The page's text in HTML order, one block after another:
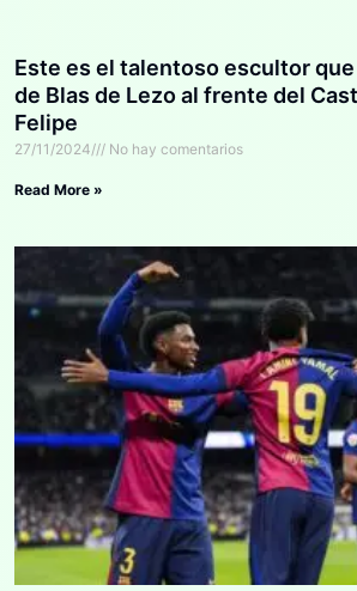
Este es el talentoso escultor
de Blas de Lezo al frente del
Felipe
27/11/2024 No hay comentarios
Read More »